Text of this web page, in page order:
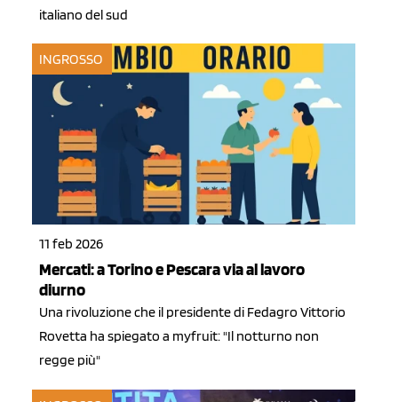
italiano del sud
INGROSSO
11 feb 2026
Mercati: a Torino e Pescara via al lavoro
diurno
Una rivoluzione che il presidente di Fedagro Vittorio
Rovetta ha spiegato a myfruit: "Il notturno non
regge più"